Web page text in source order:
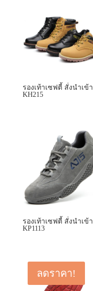
รองเท้าเซฟตี้ สั่งนำเข้า
KH215
รองเท้าเซฟตี้ สั่งนำเข้า
KP1113
ลดราคา!